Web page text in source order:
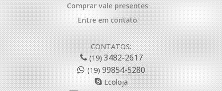
Comprar vale presentes
Entre em contato
CONTATOS:
(19)3482-2617
(19)99854-5280
Ecoloja